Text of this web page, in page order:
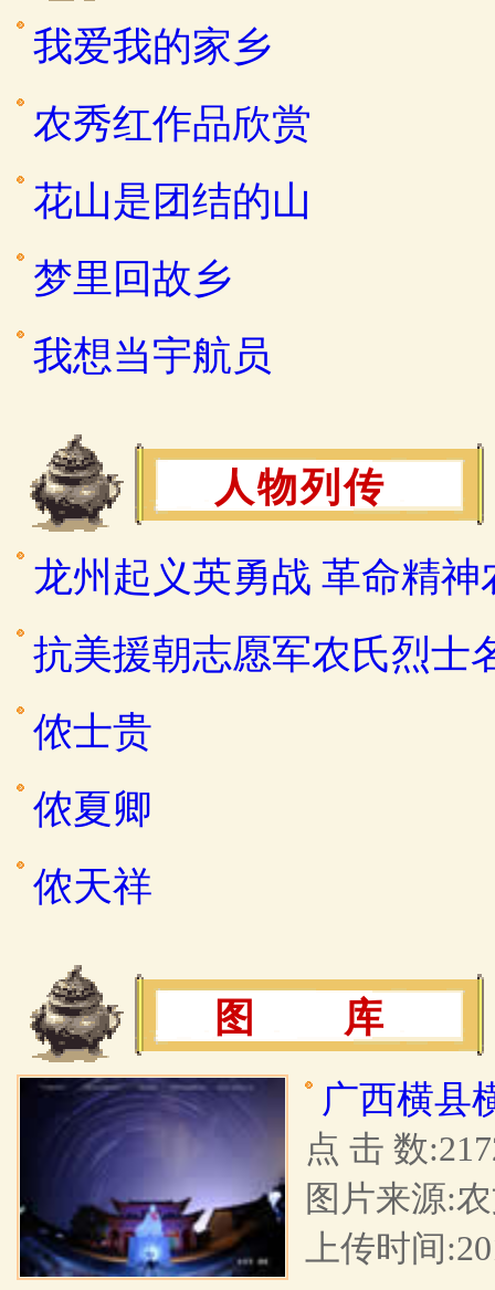
我爱我的家乡
农秀红作品欣赏
花山是团结的山
梦里回故乡
我想当宇航员
人物列传
龙州起义英勇战 革命精
抗美援朝志愿军农氏烈士
侬士贵
侬夏卿
侬天祥
图 库
广西横县
点 击 数
图片来源:
上传时间